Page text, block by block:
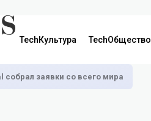
TechКультура TechОбщество
собрал заявки со всего мира